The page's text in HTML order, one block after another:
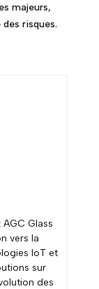
majeurs,
risques.
Glass
vers la
IoT et
sur
des